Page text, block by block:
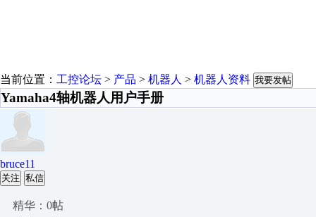
当前位置： 工控论坛 > 产品 > 机器人 > 机器人资料 我要发帖
Yamaha4轴机器人用户手册
bruce11
关注 私信
精华：0帖